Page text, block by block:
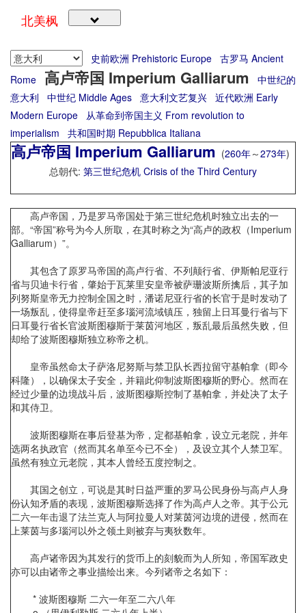
北美枫
史前欧洲 Prehistoric Europe 古罗马 Ancient
Rome
高卢帝国 Imperium Galliarum
中世纪的
意大利
中世纪 Middle Ages 意大利文艺复兴 近代欧洲 Early
Modern Europe
从革命到帝国主义 From revolution to
imperialism
共和国时期 Repubblica Italiana
高卢帝国 Imperium Galliarum (260年～273年)
总朝代: 第三世纪危机 Crisis of the Third Century
高卢帝国，乃是罗马帝国处于第三世纪危机时独立出去的一
部。“帝国”称号为今人所取，在其时称之为“高卢的政权（Imperium
Galliarum）”。
其包含了原罗马帝国的高卢行省、不列颠行省、伊斯帕尼亚行
省与贝迪卡行省，肇始于瓦莱里安皇帝被萨珊波斯所擒后，其子加
列努斯皇帝无力控制全国之时，潘诺尼亚行省的长官于是时发动了
一场叛乱，使得皇帝赶至多瑙河流域镇压，独留上日耳曼行省与下
日耳曼行省长官波斯图穆斯于莱茵河地区，叛乱最后虽然失败，但
却给了波斯图穆斯独立称帝之机。
皇帝虽然命太子萨洛尼努斯与禁卫队长西拉留守基帕拿（即今
科隆），以确保太子安全，并籍此仰制波斯图穆斯的野心。然而在
经过少量的边境战斗后，波斯图穆斯控制了基帕拿，并处决了太子
和其侍卫。
波斯图穆斯在事后登基为帝，定都基帕拿，设立元老院，并年
选两名执政官（然而其名单至今已不全），及设立其个人禁卫军。
虽然有独立元老院，其本人曾经五度控制之。
其国之创立，可说是其时日益严重的罗马公民身份与高卢人身
份认知矛盾的表现，波斯图穆斯选择了作为高卢人之帝。其于公元
二六一年击退了法兰克人与阿拉曼人对莱茵河边境的进侵，然而在
上莱茵与多瑙河以外之领土则被弃与夷狄数年。
高卢诸帝因为其发行的货币上的刻貌而为人所知，帝国军政史
亦可以由诸帝之事业描绘出来。今列诸帝之名如下：
* 波斯图穆斯 二六一年至二六八年